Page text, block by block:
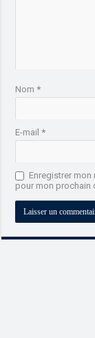
Nom*
E-mail*
Enregistrer
pour mon prochain